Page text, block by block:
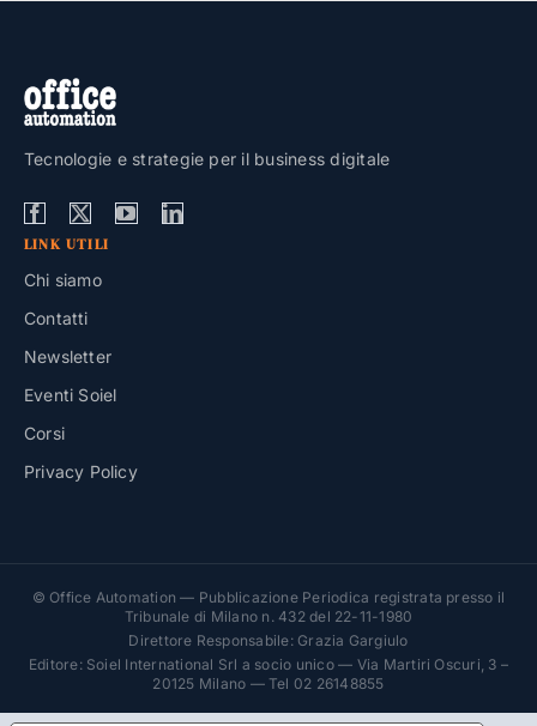
Tecnologie e strategie per il business digitale
LINK UTILI
Chi siamo
Contatti
Newsletter
Eventi Soiel
Corsi
Privacy Policy
© Office Automation — Pubblicazione Periodica registrata presso il
Tribunale di Milano n. 432 del 22-11-1980
Direttore Responsabile: Grazia Gargiulo
Editore: Soiel International Srl a socio unico — Via Martiri Oscuri, 3 –
20125 Milano — Tel 02 26148855